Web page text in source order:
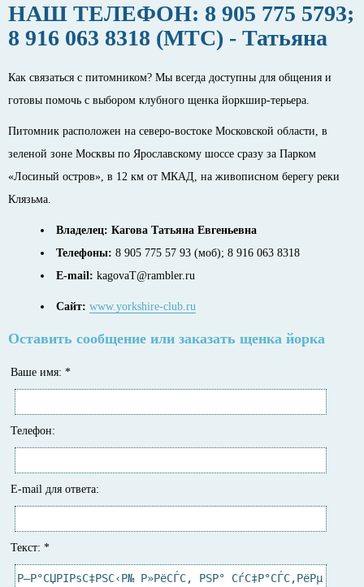
НАШ ТЕЛЕФОН: 8 905 775 5793;
8 916 063 8318 (МТС) - Татьяна
Как связаться с питомником? Мы всегда доступны для общения и
готовы помочь с выбором клубного щенка йоркшир-терьера.
Питомник расположен на северо-востоке Московской области, в
зеленой зоне Москвы по Ярославскому шоссе сразу за Парком
«Лосиный остров», в 12 км от МКАД, на живописном берегу реки
Клязьма.
Владелец: Кагова Татьяна Евгеньевна
Телефоны: 8 905 775 57 93 (моб); 8 916 063 8318
E-mail: kagovaT@rambler.ru
Сайт: www.yorkshire-club.ru
Оставить сообщение или заказать щенка йорка
Ваше имя: *
Телефон:
E-mail для ответа:
Текст: *